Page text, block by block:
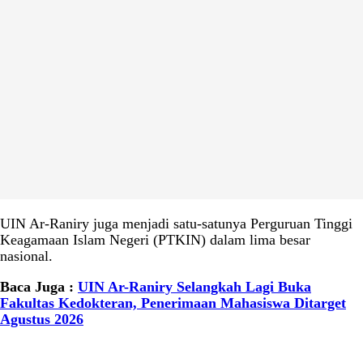
UIN Ar-Raniry juga menjadi satu-satunya Perguruan Tinggi
Keagamaan Islam Negeri (PTKIN) dalam lima besar
nasional.
Baca Juga : UIN Ar-Raniry Selangkah Lagi Buka
Fakultas Kedokteran, Penerimaan Mahasiswa Ditarget
Agustus 2026